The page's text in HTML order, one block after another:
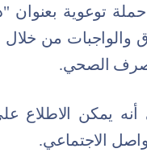
توعوية بعنوان
والواجبات من
الصحي.
أنه يمكن الاطلاع